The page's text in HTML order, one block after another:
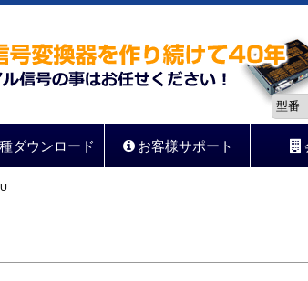
ダウンロード お客様サポート